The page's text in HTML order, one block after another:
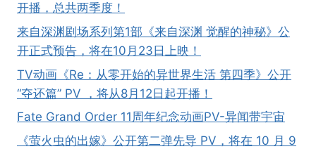
开播，总共两季度！
来自深渊剧场系列第1部《来自深渊 觉醒的神秘》公
开正式预告，将在10月23日上映！
TV动画《Re：从零开始的异世界生活 第四季》公开
“夺还篇” PV ，将从8月12日起开播！
Fate Grand Order 11周年纪念动画PV-异闻带宇宙
《萤火虫的出嫁》公开第二弹先导 PV，将在 10 月 9